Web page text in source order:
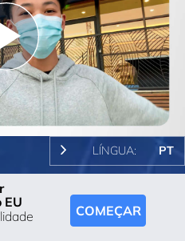
Play
Video
LÍNGUA: PT
EU
COMEÇAR